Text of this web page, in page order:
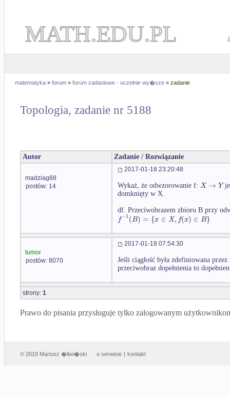
MATH.EDU.PL
matematyka » forum » forum zadaniowe - uczelnie wy�sze » zadanie
Topologia, zadanie nr 5188
Autor Zadanie / Rozwiązanie
madziag88
postów: 14
2017-01-18 23:20:48
Wykaż, że odwzorowanie f: X → Y
domknięty w X.
df. Przeciwobrazem zbioru B przy
f−1(B) = {x ∈ X, f(x) ∈ B}
tumor
postów: 8070
2017-01-19 07:54:30
Jeśli ciągłość była zdefiniowana
przeciwobraz dopełnienia to
strony: 1
Prawo do pisania przysługuje tylko zalogowanym
© 2019 Mariusz �liwi�ski o serwisie | kontakt